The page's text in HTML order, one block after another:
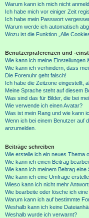
Warum kann ich mich nicht
Ich habe mich vor einiger Zeit
Ich habe mein Passwort
Warum werde ich automatisch
Wozu ist die Funktion „Alle
Benutzerpräferenzen und -
Wie kann ich meine Einstellungen
Wie kann ich verhindern, dass
Die Forenuhr geht falsch!
Ich habe die Zeitzone eingestellt,
Meine Sprache steht auf diesem
Was sind das für Bilder, die bei
Wie verwende ich einen Avatar?
Was ist mein Rang und wie kann
Wenn ich bei einem Benutzer auf
anzumelden.
Beiträge schreiben
Wie erstelle ich ein neues Thema
Wie kann ich einen Beitrag
Wie kann ich meinem Beitrag eine
Wie kann ich eine Umfrage
Wieso kann ich nicht mehr
Wie bearbeite oder lösche ich
Warum kann ich auf bestimmte
Weshalb kann ich keine
Weshalb wurde ich verwarnt?